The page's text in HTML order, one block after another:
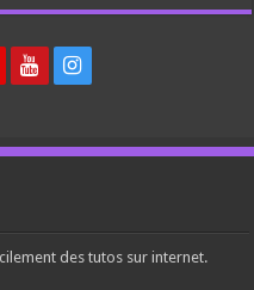
des tutos sur internet.